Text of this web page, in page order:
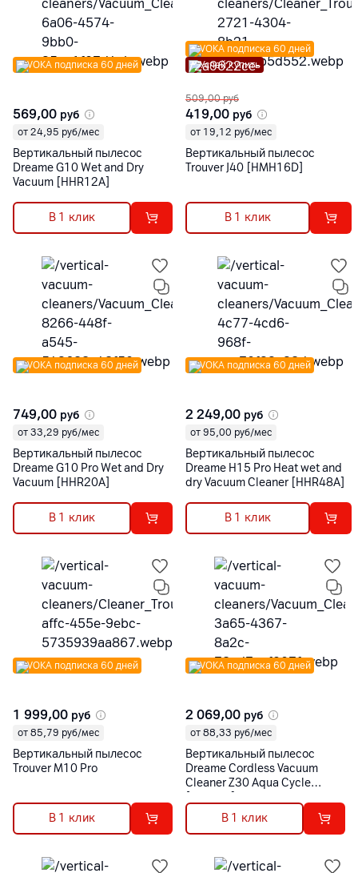
VOKA подписка 60 дней
569,00 руб
от 24,95 руб/мес
Вертикальный пылесос
Dreame G10 Wet and Dry
Vacuum [HHR12A]
В 1 клик
Успей купить
VOKA подписка 60 дней
509,00 руб
419,00 руб
от 19,12 руб/мес
Вертикальный пылесос
Trouver J40 [HMH16D]
В 1 клик
VOKA подписка 60 дней
749,00 руб
от 33,29 руб/мес
Вертикальный пылесос
Dreame G10 Pro Wet and Dry
Vacuum [HHR20A]
В 1 клик
VOKA подписка 60 дней
2 249,00 руб
от 95,00 руб/мес
Вертикальный пылесос
Dreame H15 Pro Heat wet and
dry Vacuum Cleaner [HHR48A]
В 1 клик
VOKA подписка 60 дней
1 999,00 руб
от 85,79 руб/мес
Вертикальный пылесос
Trouver M10 Pro
В 1 клик
VOKA подписка 60 дней
2 069,00 руб
от 88,33 руб/мес
Вертикальный пылесос
Dreame Cordless Vacuum
Cleaner Z30 Aqua Cycle
В 1 клик